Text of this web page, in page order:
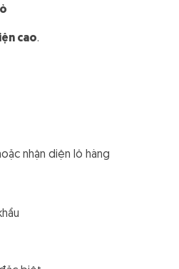
cao.
nhận diện lô hàng